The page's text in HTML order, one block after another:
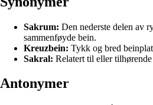
Sakrum: Den nederste delen av
sammenføyde bein.
Kreuzbein: Tykk og bred
Sakral: Relatert til eller tilhørende
Antonymer